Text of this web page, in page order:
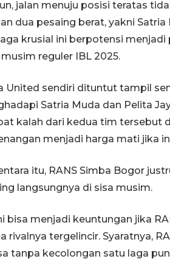
jalan menuju posisi teratas
dua pesaing berat, yakni Satria
krusial ini berpotensi
musim reguler IBL 2025.
United sendiri dituntut tampil
Satria Muda dan Pelita
kalah dari kedua tim tersebut
menjadi harga mati jika
itu, RANS Simba Bogor
langsungnya di sisa musim.
bisa menjadi keuntungan jika
rivalnya tergelincir. Syaratnya,
tanpa kecolongan satu laga